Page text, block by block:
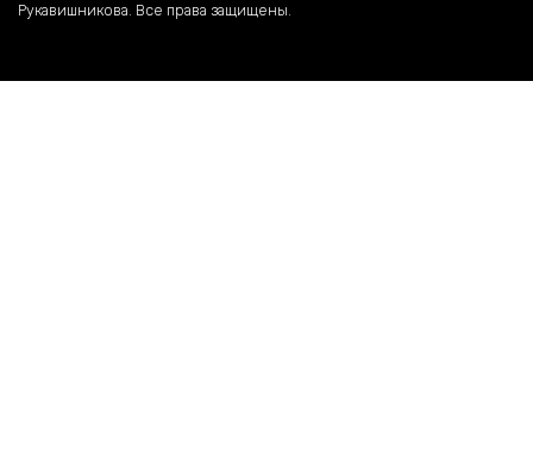
Рукавишникова. Все права защищены.